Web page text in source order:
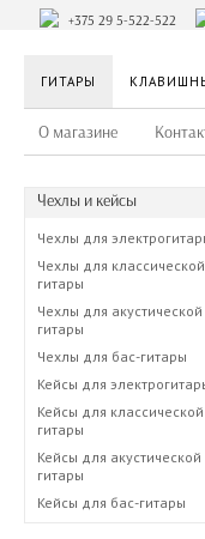
+375 29 5-522-522
ГИТАРЫ
О магазине
Чехлы и кейсы
Чехлы для
Чехлы для классической
гитары
Чехлы для акустической
гитары
Чехлы для бас-гитары
Кейсы для
Кейсы для классической
гитары
Кейсы для акустической
гитары
Кейсы для бас-гитары